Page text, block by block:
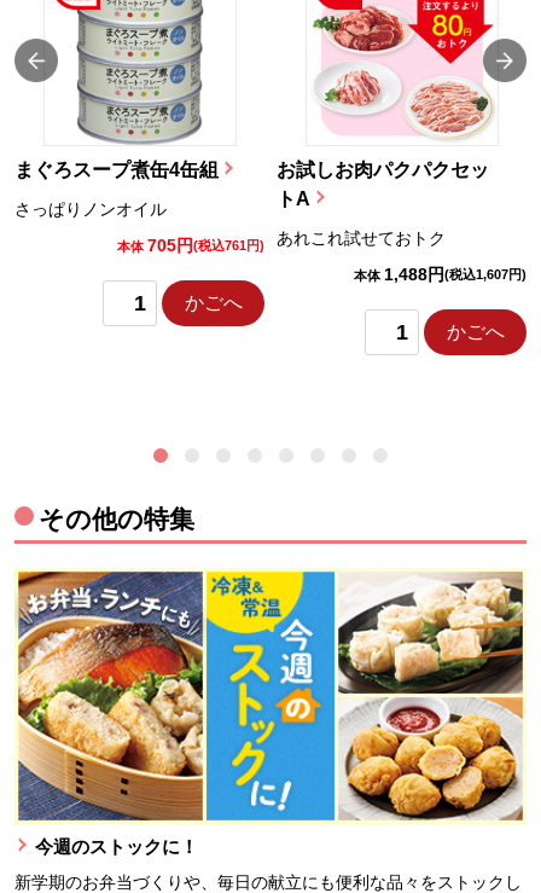
まぐろスープ煮缶4缶組
さっぱりノンオイル
本体 705円(税込761円)
かごへ
お試しお肉パクパクセッ
トA
あれこれ試せておトク
本体 1,488円(税込1,607円)
かごへ
その他の特集
今週のストックに！
新学期のお弁当づくりや、毎日の献立にも便利な品々をストックし